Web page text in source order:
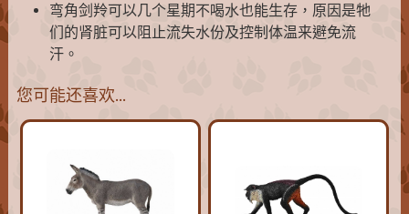
弯角剑羚可以几个星期不喝水也能生存，原因是牠
们的肾脏可以阻止流失水份及控制体温来避免流
汗。
您可能还喜欢…